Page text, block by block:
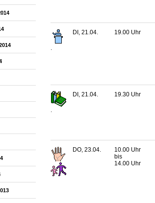
.
DI, 21.04. 19.00 Uhr
.
DI, 21.04. 19.30 Uhr
DO, 23.04.
10.00 Uhr
bis
14.00 Uhr